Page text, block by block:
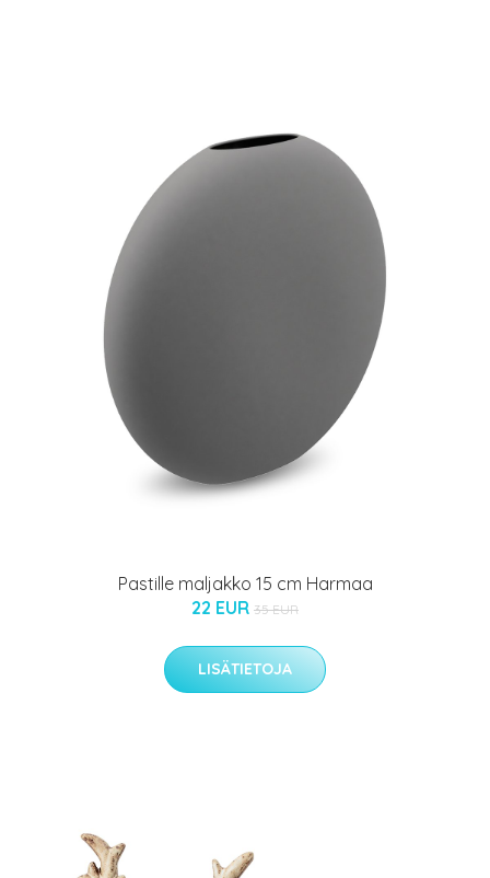
Pastille maljakko 15 cm Harmaa
22 EUR 35 EUR
LISÄTIETOJA